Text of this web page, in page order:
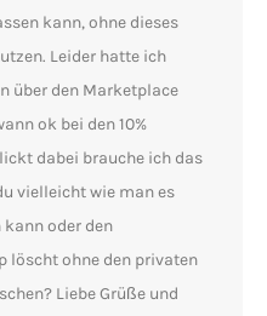
kann, ohne dieses
Leider hatte ich
über den Marketplace
ok bei den 10%
dabei brauche ich das
vielleicht wie man es
oder den
löscht ohne den privaten
Liebe Grüße und